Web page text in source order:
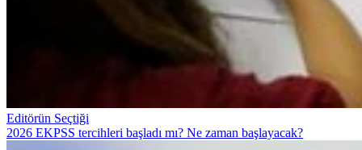
Editörün Seçtiği
2026 EKPSS tercihleri başladı mı? Ne zaman başlayacak?